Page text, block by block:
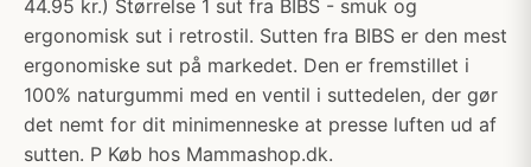
44.95 kr.) Størrelse 1 sut fra BIBS - smuk og
ergonomisk sut i retrostil. Sutten fra BIBS er den mest
ergonomiske sut på markedet. Den er fremstillet i
100% naturgummi med en ventil i suttedelen, der gør
det nemt for dit minimenneske at presse luften ud af
sutten. P Køb hos Mammashop.dk.